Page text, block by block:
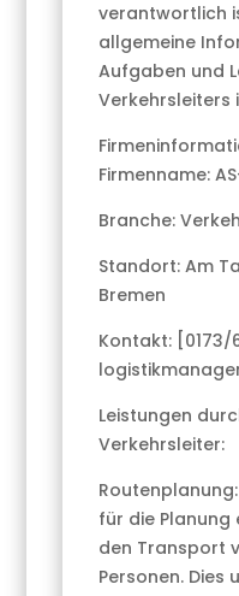
verantwortlich
allgemeine
Aufgaben und
Verkehrsleiters
Firmenname:
Branche:
Standort: Am
Bremen
Kontakt: [0173/
Leistungen
Verkehrsleiter:
für die Planung
den Transport
Personen. Dies